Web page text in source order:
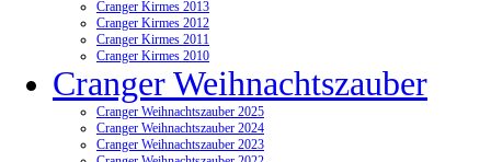
Cranger Kirmes 2013
Cranger Kirmes 2012
Cranger Kirmes 2011
Cranger Kirmes 2010
Cranger Weihnachtszauber
Cranger Weihnachtszauber 2025
Cranger Weihnachtszauber 2024
Cranger Weihnachtszauber 2023